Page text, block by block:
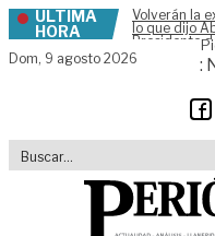
Skip to content
ÚLTIMA
HORA
Volverán la
lo que dijo
Presidente
Dom, 9 agosto 2026 :